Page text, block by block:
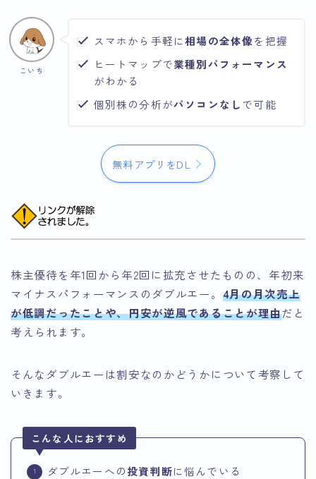
こいち
スマホから手軽に相場の全体像を把握
ヒートマップで業種別パフォーマンス
がわかる
個別株の分析がパソコンなしで可能
無料アプリをDL
株主優待を年1回から年2回に拡充させたものの、年初来
マイナスパフォーマンスのダブルエー。 4月の月次売上
が低調だったことや、円安が逆風であることが理由だと
考えられます。
そんなダブルエーは割安なのかどうかについて考察して
いきます。
こんな人におすすめ
ダブルエーへの投資判断に悩んでいる